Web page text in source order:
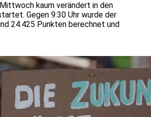
kaum verändert in den
Gegen 9:30 Uhr wurde der
24.425 Punkten berechnet und